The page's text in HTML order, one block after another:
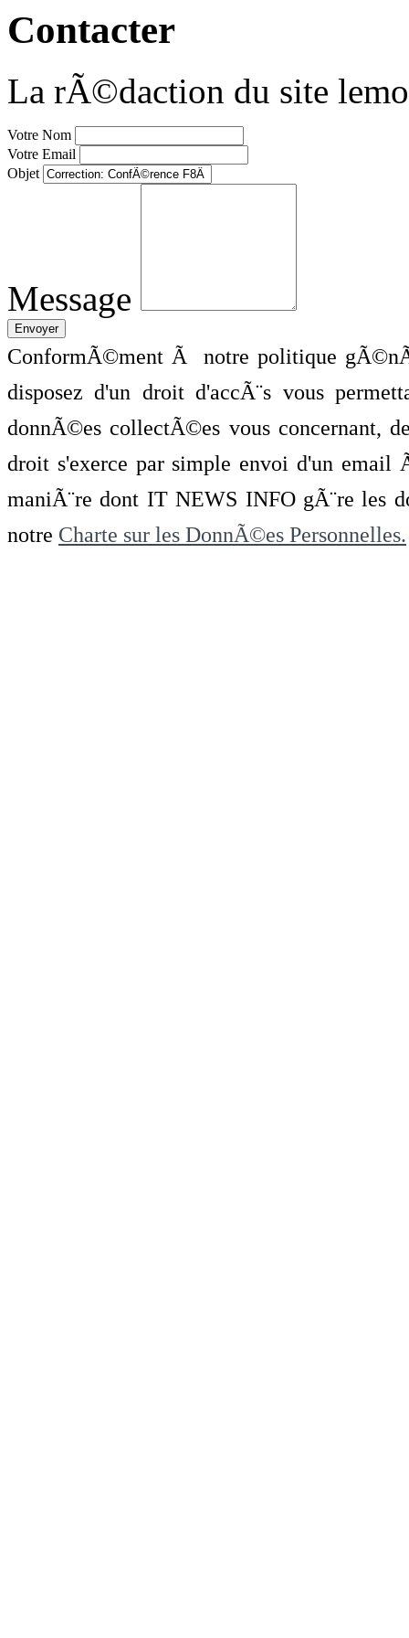
Contacter
La rÃ©daction du site
Votre Nom
Votre Email
Objet
Message
ConformÃ©ment Ã notre politique
disposez d'un droit d'accÃ¨s vous
donnÃ©es collectÃ©es vous concernant,
droit s'exerce par simple envoi d'un
maniÃ¨re dont IT NEWS INFO gÃ¨re les
notre Charte sur les DonnÃ©es Personnelles.